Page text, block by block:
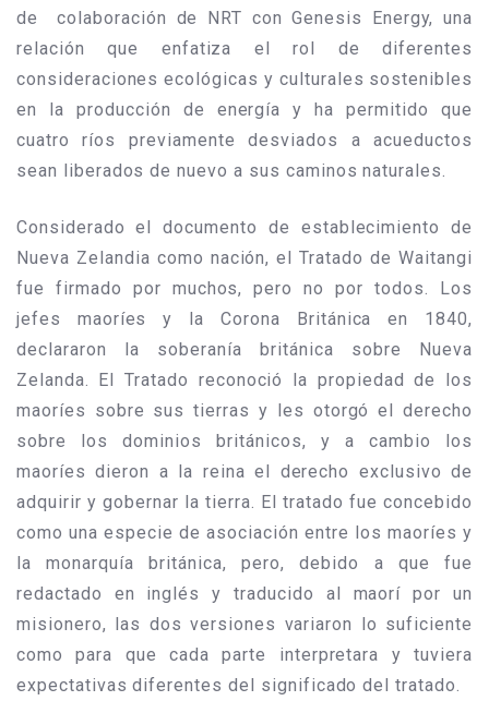
de colaboración de NRT con Genesis Energy, una
relación que enfatiza el rol de diferentes
consideraciones ecológicas y culturales sostenibles
en la producción de energía y ha permitido que
cuatro ríos previamente desviados a acueductos
sean liberados de nuevo a sus caminos naturales.
Considerado el documento de establecimiento de
Nueva Zelandia como nación, el Tratado de Waitangi
fue firmado por muchos, pero no por todos. Los
jefes maoríes y la Corona Británica en 1840,
declararon la soberanía británica sobre Nueva
Zelanda. El Tratado reconoció la propiedad de los
maoríes sobre sus tierras y les otorgó el derecho
sobre los dominios británicos, y a cambio los
maoríes dieron a la reina el derecho exclusivo de
adquirir y gobernar la tierra. El tratado fue concebido
como una especie de asociación entre los maoríes y
la monarquía británica, pero, debido a que fue
redactado en inglés y traducido al maorí por un
misionero, las dos versiones variaron lo suficiente
como para que cada parte interpretara y tuviera
expectativas diferentes del significado del tratado.